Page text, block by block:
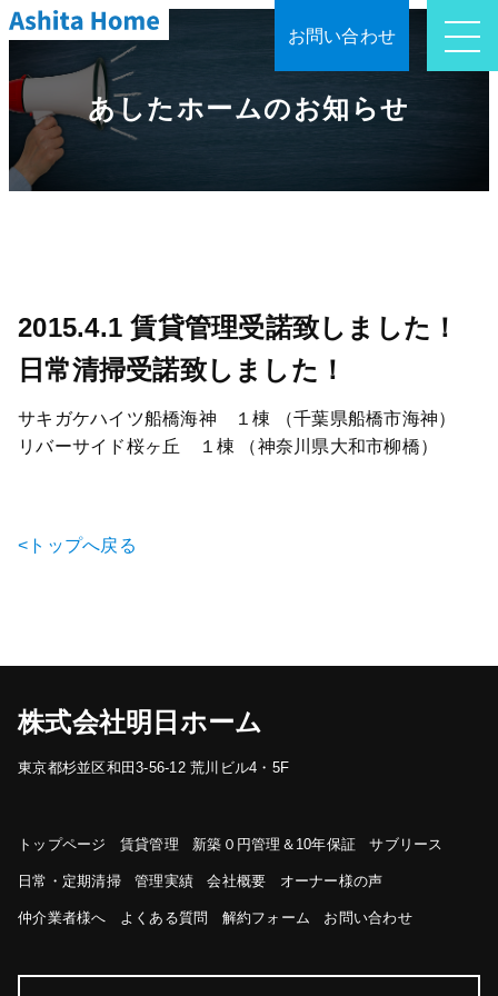
お問い合わせ
あしたホームのお知らせ
2015.4.1 賃貸管理受諾致しました！
日常清掃受諾致しました！
サキガケハイツ船橋海神 １棟 （千葉県船橋市海神）
リバーサイド桜ヶ丘 １棟 （神奈川県大和市柳橋）
<トップへ戻る
株式会社明日ホーム
東京都杉並区和田3-56-12 荒川ビル4・5F
トップページ 賃貸管理 新築０円管理＆10年保証 サブリース
日常・定期清掃 管理実績 会社概要 オーナー様の声
仲介業者様へ よくある質問 解約フォーム お問い合わせ